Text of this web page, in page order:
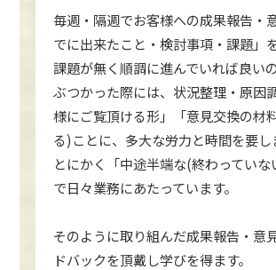
毎週・隔週でお客様への成果報告・
でに出来たこと・検討事項・課題」
課題が無く順調に進んでいれば良い
ぶつかった際には、状況整理・原因
様にご覧頂ける形」「意見交換の材
る)ことに、多大な労力と時間を要し
とにかく「中途半端な(終わってい
で日々業務にあたっています。
そのように取り組んだ成果報告・意
ドバックを頂戴し学びを得ます。